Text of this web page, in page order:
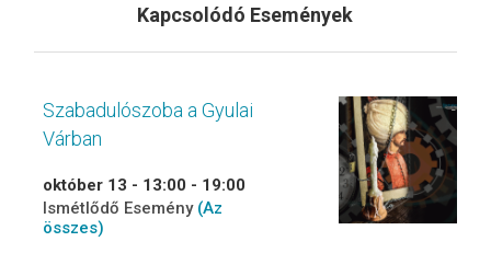
Kapcsolódó Események
Szabadulószoba a Gyulai
Várban
október 13 - 13:00 - 19:00
Ismétlődő Esemény (Az
összes)